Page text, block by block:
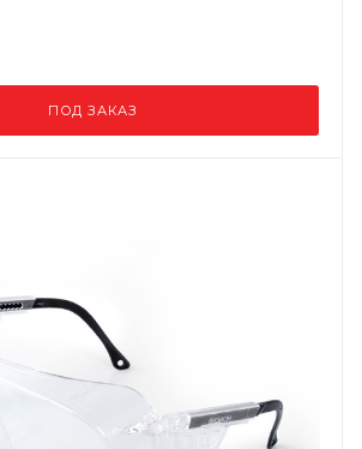
ПОД ЗАКАЗ